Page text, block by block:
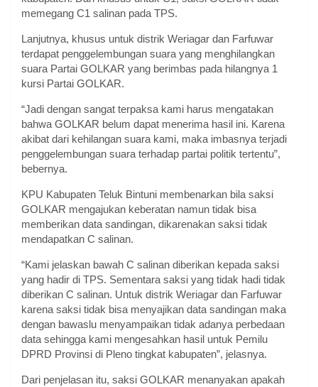
memegang C1 salinan pada TPS.
Lanjutnya, khusus untuk distrik Weriagar dan Farfuwar
terdapat penggelembungan suara yang menghilangkan
suara Partai GOLKAR yang berimbas pada hilangnya 1
kursi Partai GOLKAR.
“Jadi dengan sangat terpaksa kami harus mengatakan
bahwa GOLKAR belum dapat menerima hasil ini. Karena
akibat dari kehilangan suara kami, maka imbasnya terjadi
penggelembungan suara terhadap partai politik tertentu”,
bebernya.
KPU Kabupaten Teluk Bintuni membenarkan bila saksi
GOLKAR mengajukan keberatan namun tidak bisa
memberikan data sandingan, dikarenakan saksi tidak
mendapatkan C salinan.
“Kami jelaskan bawah C salinan diberikan kepada saksi
yang hadir di TPS. Sementara saksi yang tidak hadi tidak
diberikan C salinan. Untuk distrik Weriagar dan Farfuwar
karena saksi tidak bisa menyajikan data sandingan maka
dengan bawaslu menyampaikan tidak adanya perbedaan
data sehingga kami mengesahkan hasil untuk Pemilu
DPRD Provinsi di Pleno tingkat kabupaten”, jelasnya.
Dari penjelasan itu, saksi GOLKAR menanyakan apakah